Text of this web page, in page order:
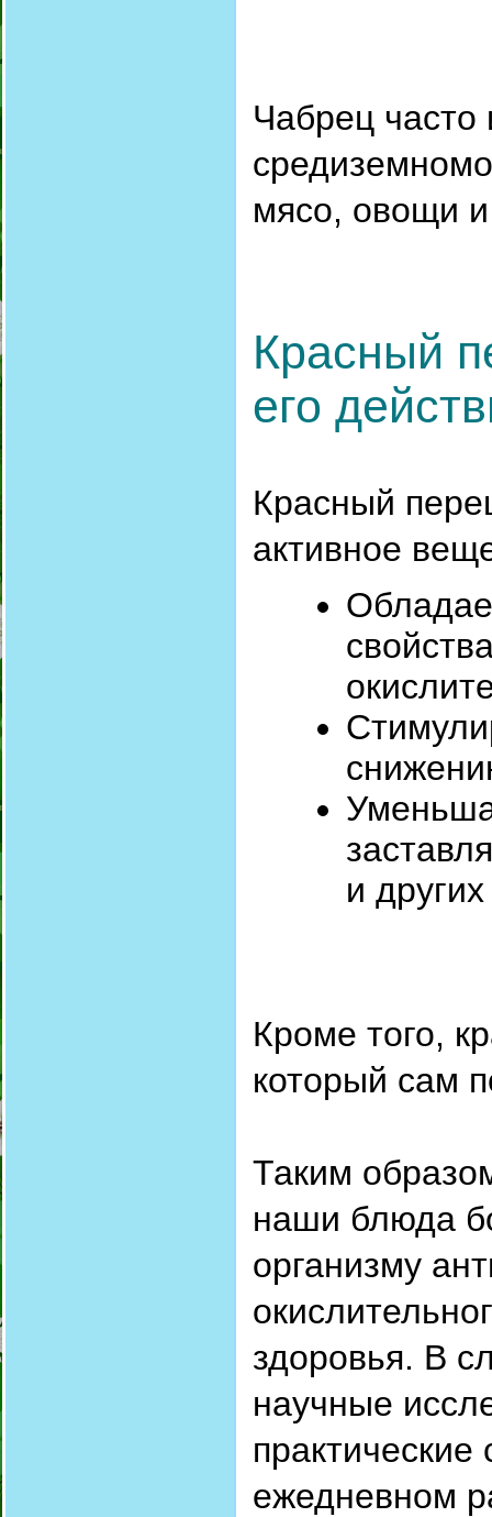
Чабрец часто
мясо, овощи
Красный
его
Красный
активное
и
Кроме того,
который сам
Таким
наши блюда
организму
здоровья. В
научные
ежедневном